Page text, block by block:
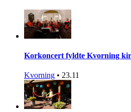
Korkoncert fyldte Kvorning
Kvorning • 23.11